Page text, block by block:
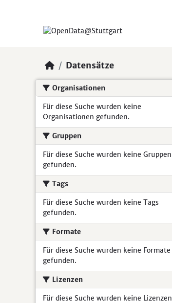
Datensätze
Organisationen
Für diese Suche wurden keine
Organisationen gefunden.
Gruppen
Für diese Suche wurden keine Gruppen
gefunden.
Tags
Für diese Suche wurden keine Tags
gefunden.
Formate
Für diese Suche wurden keine Formate
gefunden.
Lizenzen
Für diese Suche wurden keine Lizenzen